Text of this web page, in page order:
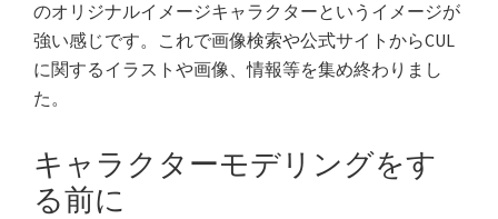
のオリジナルイメージキャラクターというイメージが
強い感じです。これで画像検索や公式サイトからCUL
に関するイラストや画像、情報等を集め終わりまし
た。
キャラクターモデリングをす
る前に